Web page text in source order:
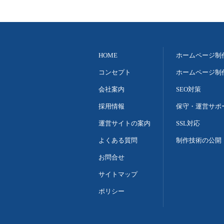
HOME
コンセプト
会社案内
採用情報
運営サイトの案内
よくある質問
お問合せ
サイトマップ
ポリシー
ホームページ制
ホームページ制
SEO対策
保守・運営サポ
SSL対応
制作技術の公開